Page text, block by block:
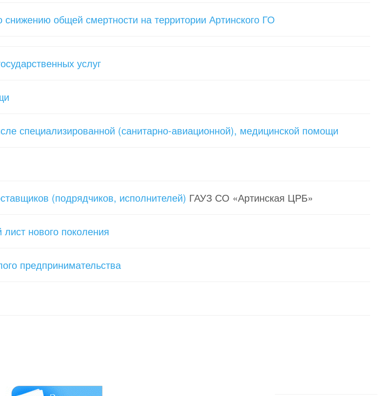
общей смертности на территории Артинского ГО
услуг
специализированной (санитарно-авиационной), медицинской помощи
(подрядчиков, исполнителей) ГАУЗ СО «Артинская ЦРБ»
нового поколения
предпринимательства